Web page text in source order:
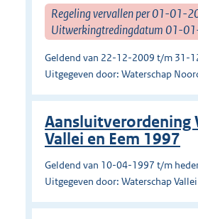
Regeling vervallen per 01-01-
Uitwerkingtredingdatum 01-
Geldend van 22-12-2009 t/m 31-
Uitgegeven door: Waterschap
Aansluitverordening
Vallei en Eem 1997
Geldend van 10-04-1997 t/m
Uitgegeven door: Waterschap